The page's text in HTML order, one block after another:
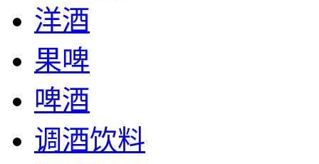
洋酒
果啤
啤酒
调酒饮料